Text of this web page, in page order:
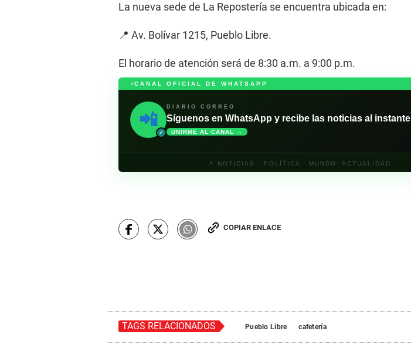
La nueva sede de La Repostería se encuentra ubicada en:
📍 Av. Bolívar 1215, Pueblo Libre.
El horario de atención será de 8:30 a.m. a 9:00 p.m.
CANAL OFICIAL DE WHATSAPP
📲
✓
DIARIO CORREO
Síguenos en WhatsApp y recibe las noticias al instante
UNIRME AL CANAL →
📍 NOTICIAS · POLÍTICA · MUNDO· ACTUALIDAD
COPIAR ENLACE
TAGS RELACIONADOS Pueblo Libre cafetería